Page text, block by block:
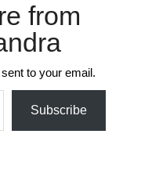
from
to your email.
Subscribe